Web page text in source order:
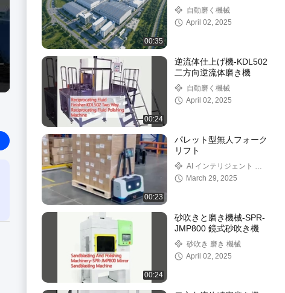
00:35
自動磨く機械
April 02, 2025
00:24
逆流体仕上げ機-KDL502
二方向逆流体磨き機
自動磨く機械
April 02, 2025
00:23
パレット型無人フォーク
リフト
AI インテリジェント 無
人フォークリフト
March 29, 2025
00:24
砂吹きと磨き機械-SPR-
JMP800 鏡式砂吹き機
砂吹き 磨き 機械
April 02, 2025